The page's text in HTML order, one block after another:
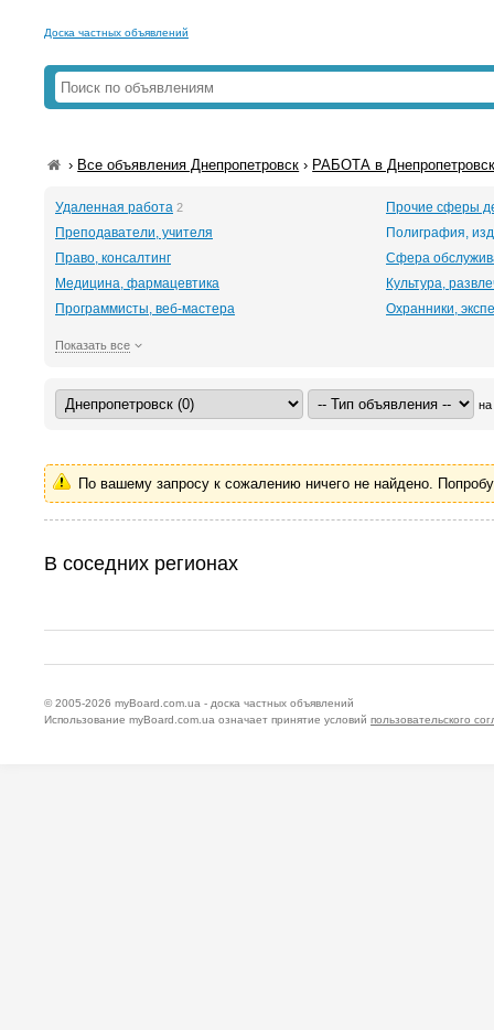
Доска частных объявлений
› Все объявления Днепропетровск › РАБОТА в
Удаленная работа 2
Прочие сферы
Преподаватели, учителя
Полиграфия,
Право, консалтинг
Сфера
Медицина, фармацевтика
Культура,
Программисты, веб-мастера
Охранники,
Показать все
на
По вашему запросу к сожалению ничего не найдено.
В соседних регионах
© 2005-2026 myBoard.com.ua - доска частных объявлений
Использование myBoard.com.ua означает принятие условий пользовательского